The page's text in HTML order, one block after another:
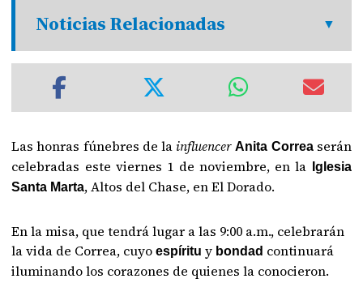
Noticias Relacionadas
Las honras fúnebres de la influencerAnita Correaserán
celebradas este viernes 1 de noviembre, en la
Iglesia
Santa Marta, Altos del Chase, en El Dorado.
En la misa, que tendrá lugar a las 9:00 a.m., celebrarán
la vida de Correa, cuyoespírituy bondad continuará
iluminando los corazones de quienes la conocieron.